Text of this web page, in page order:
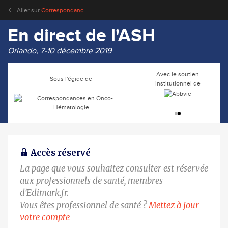
Aller sur Correspondances en Onco-Hématologie
En direct de l'ASH
Orlando, 7-10 décembre 2019
Sous l'égide de
Avec le soutien
institutionnel de
Accès réservé
La page que vous souhaitez consulter est réservée
aux professionnels de santé, membres
d’Edimark.fr.
Vous êtes professionnel de santé ?Mettez à jour
votre compte